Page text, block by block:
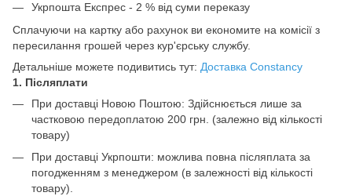
Укрпошта Експрес - 2 % від суми переказу
Сплачуючи на картку або рахунок ви економите на комісії з
пересилання грошей через кур'єрську службу.
Детальніше можете подивитись тут: Доставка Constancy
1. Післяплати
При доставці Новою Поштою: Здійснюється лише за
частковою передоплатою 200 грн. (залежно від кількості
товару)
При доставці Укрпошти: можлива повна післяплата за
погодженням з менеджером (в залежності від кількості
товару).